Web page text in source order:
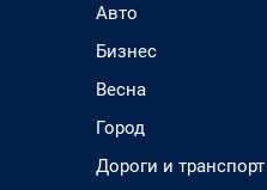
Авто
Бизнес
Весна
Город
Дороги и транспорт